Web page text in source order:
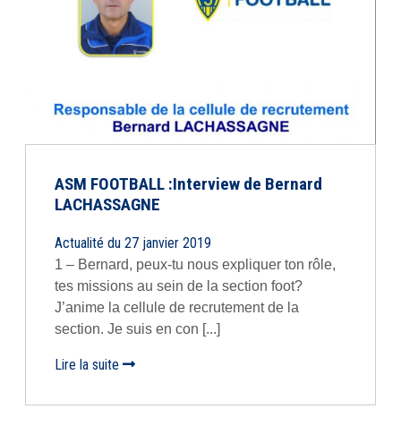
ASM FOOTBALL :Interview de Bernard
LACHASSAGNE
Actualité du 27 janvier 2019
1 – Bernard, peux-tu nous expliquer ton rôle,
tes missions au sein de la section foot?
J’anime la cellule de recrutement de la
section. Je suis en con [...]
Lire la suite